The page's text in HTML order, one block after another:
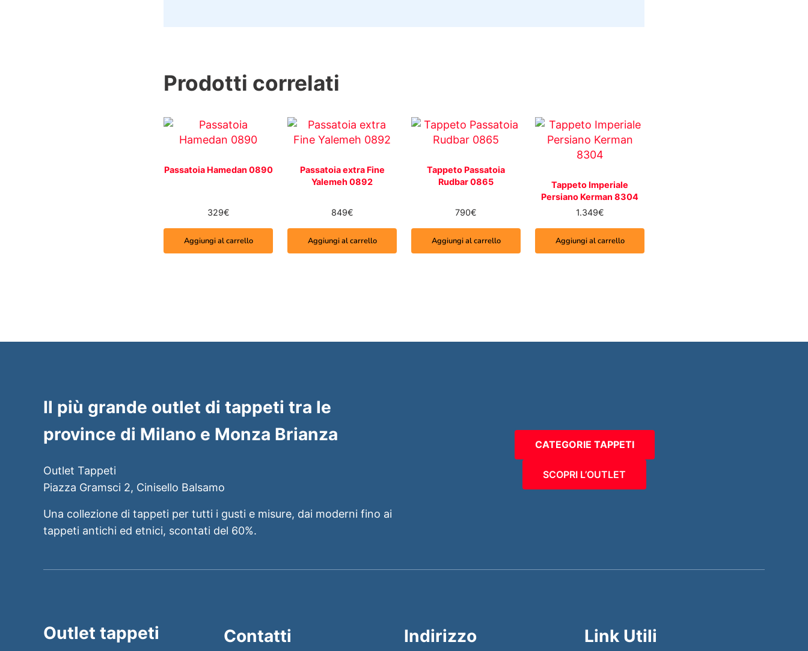
Prodotti correlati
Passatoia Hamedan 0890
329€
Aggiungi al carrello
Passatoia extra Fine
Yalemeh 0892
849€
Aggiungi al carrello
Tappeto Passatoia
Rudbar 0865
790€
Aggiungi al carrello
Tappeto Imperiale
Persiano Kerman 8304
1.349€
Aggiungi al carrello
Il più grande outlet di tappeti tra le
province di Milano e Monza Brianza
Outlet Tappeti
Piazza Gramsci 2, Cinisello Balsamo
Una collezione di tappeti per tutti i gusti e misure, dai moderni fino ai
tappeti antichi ed etnici, scontati del 60%.
CATEGORIE TAPPETI
SCOPRI L’OUTLET
Outlet tappeti Contatti Indirizzo Link Utili